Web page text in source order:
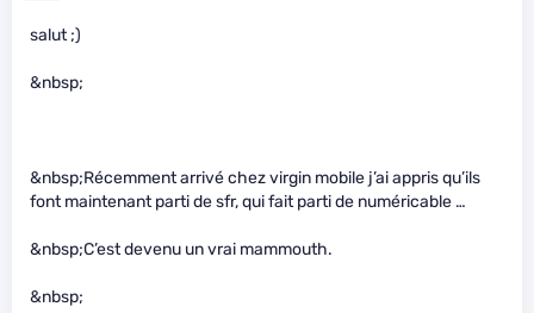
salut ;)
&nbsp;
&nbsp;Récemment arrivé chez virgin mobile j’ai appris qu’ils
font maintenant parti de sfr, qui fait parti de numéricable …
&nbsp;C’est devenu un vrai mammouth.
&nbsp;